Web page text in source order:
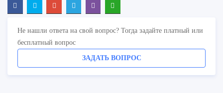
Не нашли ответа на свой вопрос? Тогда задайте платный или
бесплатный вопрос
ЗАДАТЬ ВОПРОС